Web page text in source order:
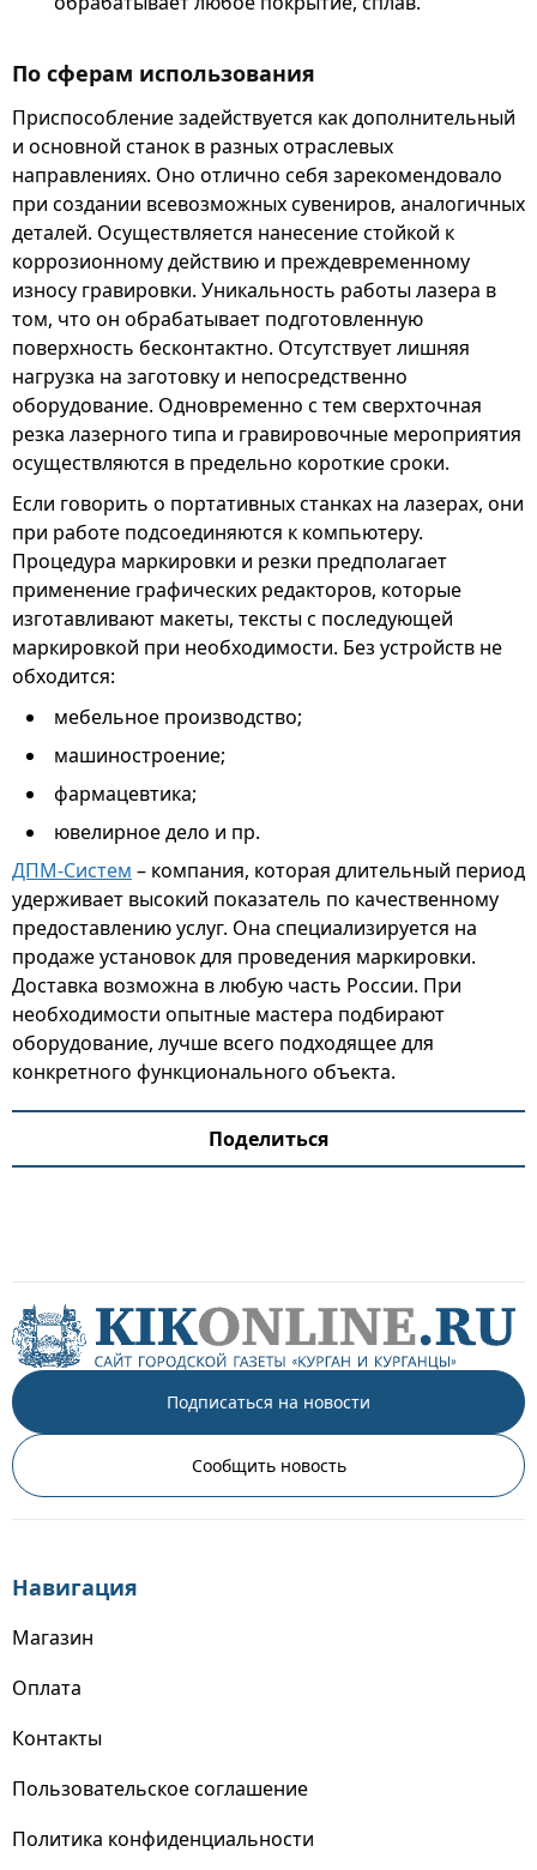
По сферам использования
Приспособление задействуется как дополнительный
и основной станок в разных отраслевых
направлениях. Оно отлично себя зарекомендовало
при создании всевозможных сувениров, аналогичных
деталей. Осуществляется нанесение стойкой к
коррозионному действию и преждевременному
износу гравировки. Уникальность работы лазера в
том, что он обрабатывает подготовленную
поверхность бесконтактно. Отсутствует лишняя
нагрузка на заготовку и непосредственно
оборудование. Одновременно с тем сверхточная
резка лазерного типа и гравировочные мероприятия
осуществляются в предельно короткие сроки.
Если говорить о портативных станках на лазерах, они
при работе подсоединяются к компьютеру.
Процедура маркировки и резки предполагает
применение графических редакторов, которые
изготавливают макеты, тексты с последующей
маркировкой при необходимости. Без устройств не
обходится:
мебельное производство;
машиностроение;
фармацевтика;
ювелирное дело и пр.
ДПМ-Систем – компания, которая длительный период
удерживает высокий показатель по качественному
предоставлению услуг. Она специализируется на
продаже установок для проведения маркировки.
Доставка возможна в любую часть России. При
необходимости опытные мастера подбирают
оборудование, лучше всего подходящее для
конкретного функционального объекта.
Поделиться
Подписаться на новости
Сообщить новость
Навигация
Магазин
Оплата
Контакты
Пользовательское соглашение
Политика конфиденциальности